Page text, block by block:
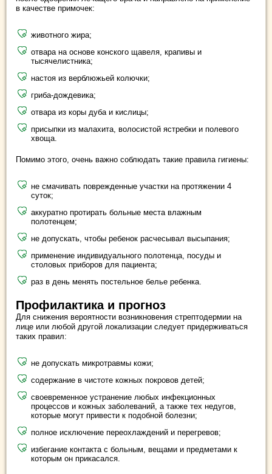
в качестве примочек:
животного жира;
отвара на основе конского щавеля, крапивы и
тысячелистника;
настоя из верблюжьей колючки;
гриба-дождевика;
отвара из коры дуба и кислицы;
присыпки из малахита, волосистой ястребки и полевого
хвоща.
Помимо этого, очень важно соблюдать такие правила гигиены:
не смачивать поврежденные участки на протяжении 4
суток;
аккуратно протирать больные места влажным
полотенцем;
не допускать, чтобы ребенок расчесывал высыпания;
применение индивидуального полотенца, посуды и
столовых приборов для пациента;
раз в день менять постельное белье ребенка.
Профилактика и прогноз
Для снижения вероятности возникновения стрептодермии на
лице или любой другой локализации следует придерживаться
таких правил:
не допускать микротравмы кожи;
содержание в чистоте кожных покровов детей;
своевременное устранение любых инфекционных
процессов и кожных заболеваний, а также тех недугов,
которые могут привести к подобной болезни;
полное исключение переохлаждений и перегревов;
избегание контакта с больным, вещами и предметами к
которым он прикасался.